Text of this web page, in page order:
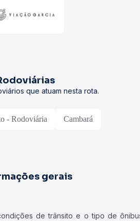
que atuam nesta rota.
- Rodoviária Cambará
gerais
de trânsito e o tipo de